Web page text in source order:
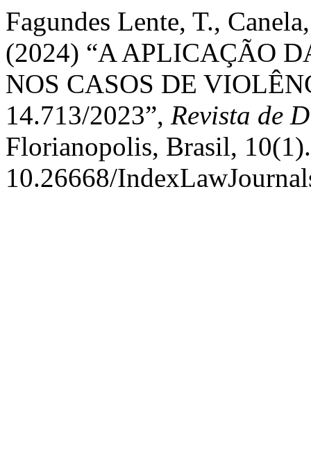
Fagundes Lente, T.,
(2024) “A APLICAÇÃO
NOS CASOS DE
14.713/2023”, Revista de
Florianopolis, Brasil,
10.26668/